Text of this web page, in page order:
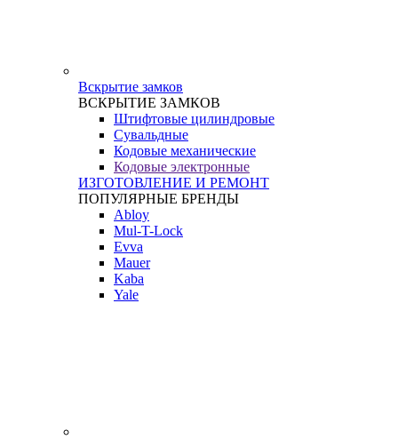
Вскрытие замков
ВСКРЫТИЕ ЗАМКОВ
Штифтовые цилиндровые
Сувальдные
Кодовые механические
Кодовые электронные
ИЗГОТОВЛЕНИЕ И РЕМОНТ
ПОПУЛЯРНЫЕ БРЕНДЫ
Abloy
Mul-T-Lock
Evva
Mauer
Kaba
Yale